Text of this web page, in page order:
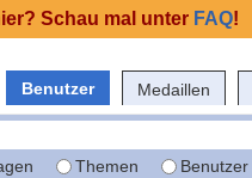
Benutzer Medaillen
Themen Benutzer
Schau mal unter FAQ!